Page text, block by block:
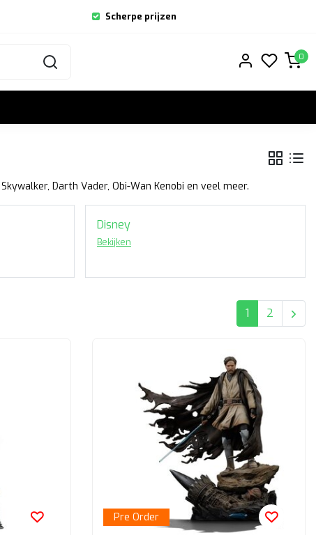
Scherpe prijzen
0
Darth Vader, Obi-Wan Kenobi en veel meer.
Disney
Bekijken
1 2
Pre Order